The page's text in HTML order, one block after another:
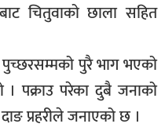
चितुवाको छाला सहित
पुच्छरसम्मको पुरै भाग भएको
। पक्राउ परेका दुबै जनाको
प्रहरीले जनाएको छ ।